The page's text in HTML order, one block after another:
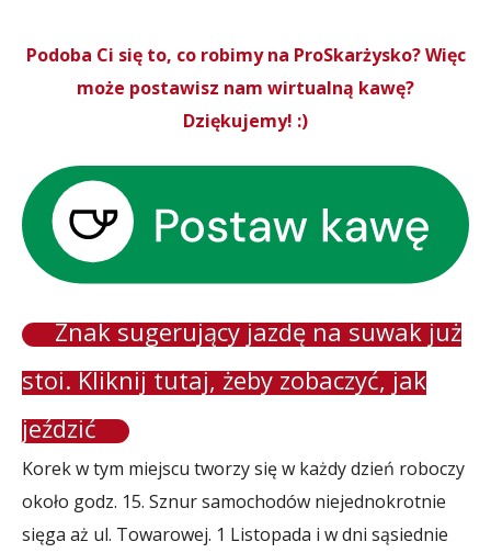
Podoba Ci się to, co robimy na ProSkarżysko? Więc
może postawisz nam wirtualną kawę?
Dziękujemy! :)
Znak sugerujący jazdę na suwak już
stoi. Kliknij tutaj, żeby zobaczyć, jak
jeździć
Korek w tym miejscu tworzy się w każdy dzień roboczy
około godz. 15. Sznur samochodów niejednokrotnie
sięga aż ul. Towarowej. 1 Listopada i w dni sąsiednie